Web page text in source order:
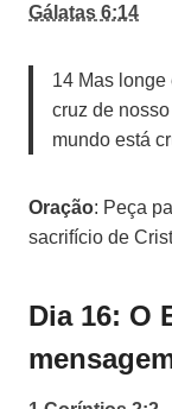
Gálatas 6:14
14 Mas longe
cruz de
mundo está
Oração: Peça
sacrifício de
Dia 16: O